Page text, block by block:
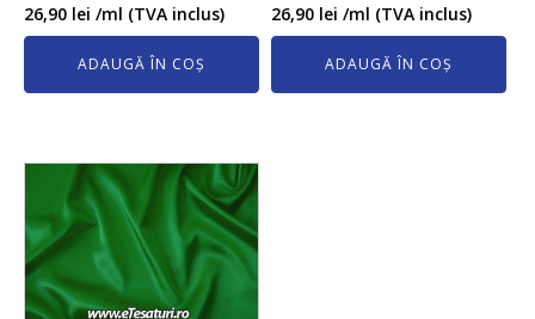
26,90 lei /ml (TVA inclus)
ADAUGĂ ÎN COȘ
26,90 lei /ml (TVA inclus)
ADAUGĂ ÎN COȘ